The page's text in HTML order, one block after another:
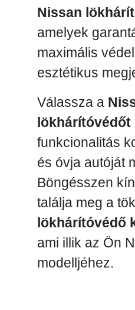
Nissan
amelyek
maximális
esztétikus
Válassza a
lökhárítóvédőt
funkcionalitás
és óvja autóját
Böngésszen
találja meg a
lökhárítóvédő
ami illik az Ön
modelljéhez.